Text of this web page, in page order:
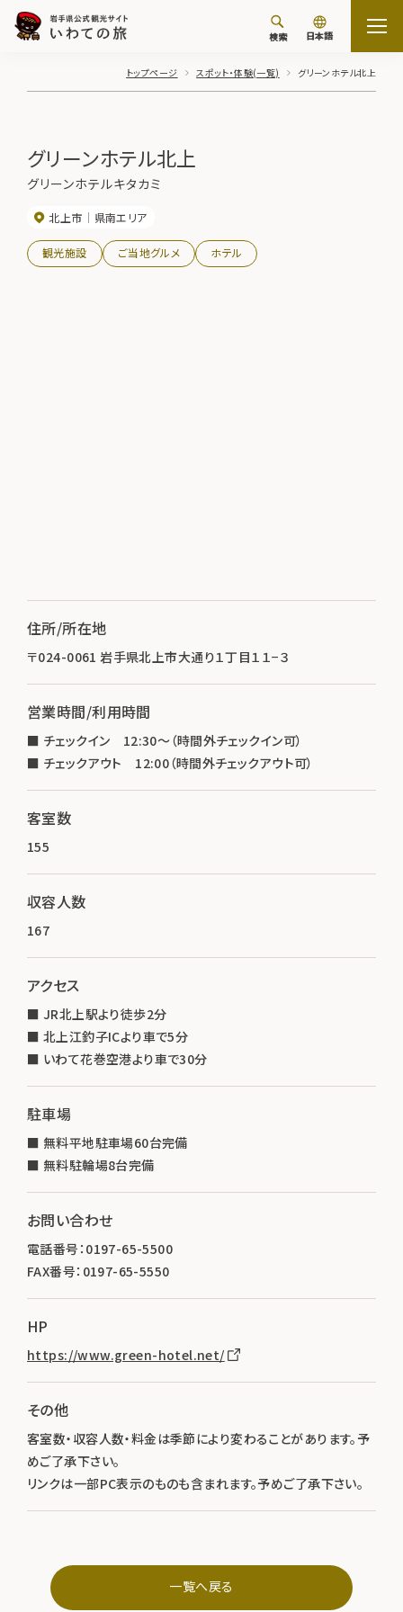
検索 日本語
トップページ スポット・体験(一覧) グリーンホテル北上
グリーンホテル北上
グリーンホテルキタカミ
北上市 県南エリア
観光施設 ご当地グルメ ホテル
住所/所在地
〒024-0061 岩手県北上市大通り１丁目１１−３
営業時間/利用時間
■ チェックイン 12:30～（時間外チェックイン可）
■ チェックアウト 12:00（時間外チェックアウト可）
客室数
155
収容人数
167
アクセス
■ JR北上駅より徒歩2分
■ 北上江釣子ICより車で5分
■ いわて花巻空港より車で30分
駐車場
■ 無料平地駐車場60台完備
■ 無料駐輪場8台完備
お問い合わせ
電話番号：0197-65-5500
FAX番号：0197-65-5550
HP
https://www.green-hotel.net/
その他
客室数・収容人数・料金は季節により変わることがあります。予
めご了承下さい。
リンクは一部PC表示のものも含まれます。予めご了承下さい。
一覧へ戻る